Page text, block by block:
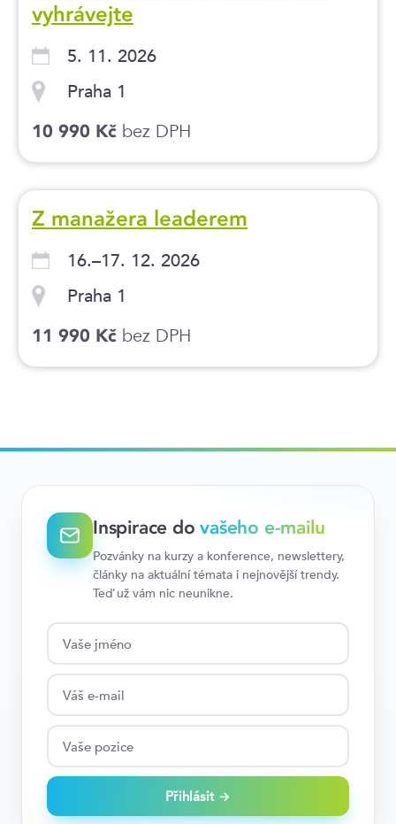
vyhrávejte
5. 11. 2026
Praha 1
10 990 Kč bez DPH
Z manažera leaderem
16.–17. 12. 2026
Praha 1
11 990 Kč bez DPH
Inspirace dovašeho e-mailu
Pozvánky na kurzy a konference, newslettery,
články na aktuální témata i nejnovější trendy.
Teď už vám nic neunikne.
Přihlásit →